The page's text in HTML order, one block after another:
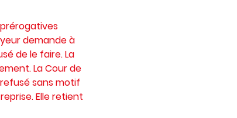
demande à
de le faire. La
La Cour de
sans motif
Elle retient